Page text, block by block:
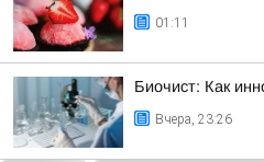
01:11
Биочист: Как
Вчера, 23:26